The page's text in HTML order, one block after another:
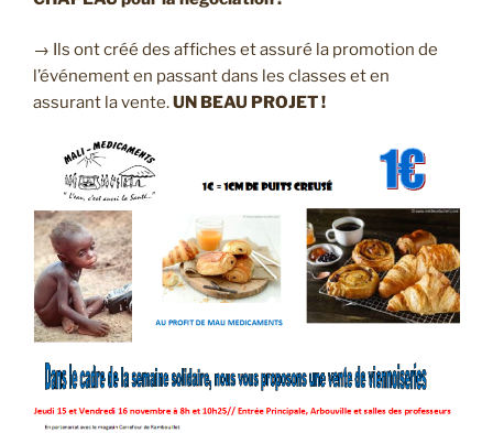
→ Ils ont créé des affiches et assuré la promotion de
l’événement en passant dans les classes et en
assurant la vente.UN BEAU PROJET !